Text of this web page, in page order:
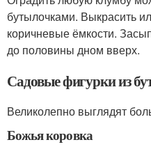
бутылочками. Выкрасить
коричневые ёмкости.
до половины дном вверх.
Садовые фигурки из
Великолепно выглядят
Божья коровка